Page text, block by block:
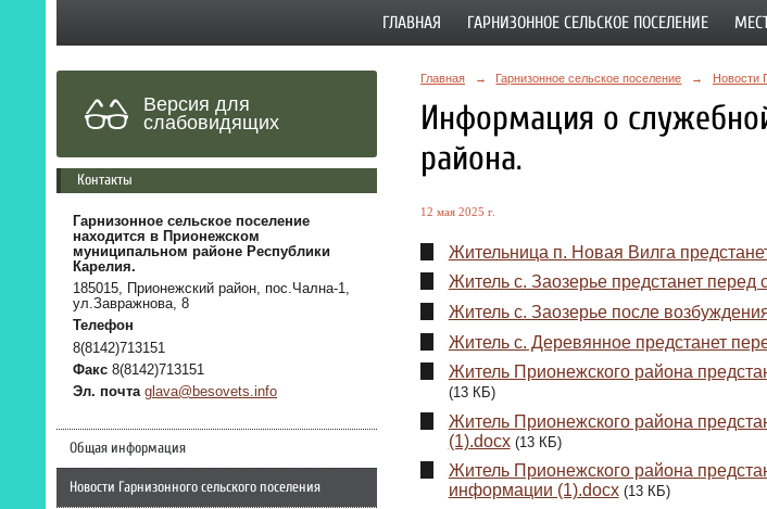
ГЛАВНАЯ ГАРНИЗОННОЕ СЕЛЬСКОЕ ПОСЕЛЕНИЕ
Версия для
слабовидящих
Контакты
Гарнизонное сельское поселение
находится в Прионежском
муниципальном районе Республики
Карелия.
185015, Прионежский район, пос.Чална-1,
ул.Завражнова, 8
Телефон
8(8142)713151
Факс 8(8142)713151
Эл. почта glava@besovets.info
Общая информация
Новости Гарнизонного сельского поселения
Главная → Гарнизонное сельское поселение → Новости
Информация о
района.
12 мая 2025 г.
Жительница п. Новая Вилга
Житель с. Заозерье предстанет перед
Житель с. Заозерье после
Житель с. Деревянное предстанет
Житель Прионежского района
(13 КБ)
Житель Прионежского района
(1).docx (13 КБ)
Житель Прионежского района
информации (1).docx (13 КБ)